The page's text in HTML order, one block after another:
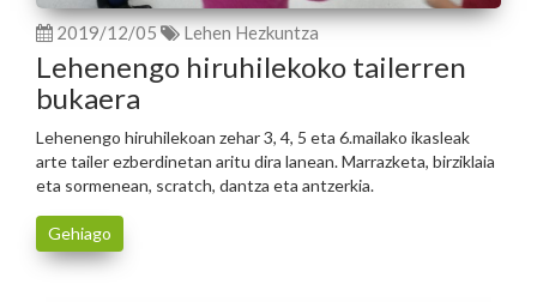
2019/12/05 Lehen Hezkuntza
Lehenengo hiruhilekoko tailerren
bukaera
Lehenengo hiruhilekoan zehar 3, 4, 5 eta 6.mailako ikasleak
arte tailer ezberdinetan aritu dira lanean. Marrazketa, birziklaia
eta sormenean, scratch, dantza eta antzerkia.
Gehiago